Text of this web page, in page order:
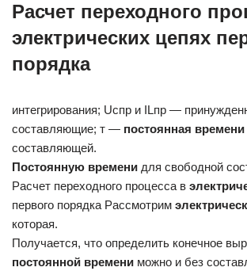
Расчет переходного
электрических цепях
порядка
интегрирования; Ucпр и ILпр —
составляющие; т — постоянная времени
составляющей.
Постоянную времени для свободной
Расчет переходного процесса в
первого порядка Рассмотрим
которая.
Получается, что определить конечное
постоянной времени можно и без